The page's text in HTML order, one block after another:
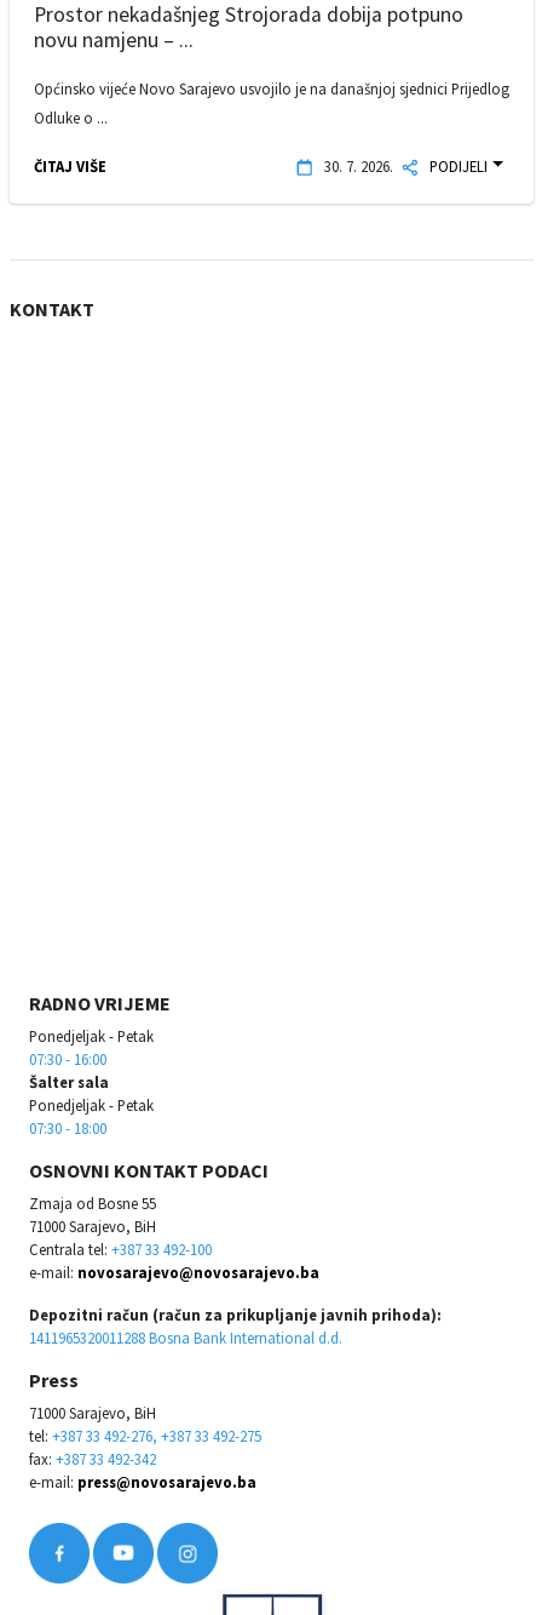
Prostor nekadašnjeg Strojorada dobija potpuno
novu namjenu – ...
Općinsko vijeće Novo Sarajevo usvojilo je na današnjoj sjednici Prijedlog
Odluke o ...
ČITAJ VIŠE 30. 7. 2026. PODIJELI
KONTAKT
RADNO VRIJEME
Ponedjeljak - Petak
07:30 - 16:00
Šalter sala
Ponedjeljak - Petak
07:30 - 18:00
OSNOVNI KONTAKT PODACI
Zmaja od Bosne 55
71000 Sarajevo, BiH
Centrala tel: +387 33 492-100
e-mail: novosarajevo@novosarajevo.ba
Depozitni račun (račun za prikupljanje javnih prihoda):
1411965320011288 Bosna Bank International d.d.
Press
71000 Sarajevo, BiH
tel: +387 33 492-276, +387 33 492-275
fax: +387 33 492-342
e-mail: press@novosarajevo.ba